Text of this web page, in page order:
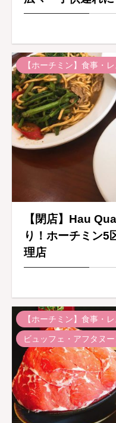
【ホーチミン】食事・
【閉店】Hau
り！ホーチミン5
理店
【ホーチミン】食事・
ビュッフェ・アフタヌ